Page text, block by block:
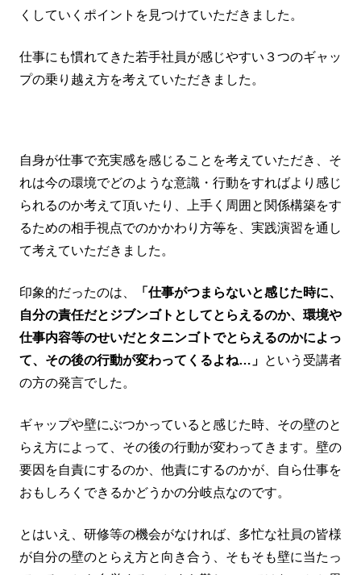
くしていくポイントを見つけていただきました。
仕事にも慣れてきた若手社員が感じやすい３つのギャッ
プの乗り越え方を考えていただきました。
自身が仕事で充実感を感じることを考えていただき、そ
れは今の環境でどのような意識・行動をすればより感じ
られるのか考えて頂いたり、上手く周囲と関係構築をす
るための相手視点でのかかわり方等を、実践演習を通し
て考えていただきました。
印象的だったのは、
「仕事がつまらないと感じた時に、
自分の責任だとジブンゴトとしてとらえるのか、環境や
仕事内容等のせいだとタニンゴトでとらえるのかによっ
て、その後の行動が変わってくるよね…」 という受講者
の方の発言でした。
ギャップや壁にぶつかっていると感じた時、その壁のと
らえ方によって、その後の行動が変わってきます。壁の
要因を自責にするのか、他責にするのかが、自ら仕事を
おもしろくできるかどうかの分岐点なのです。
とはいえ、研修等の機会がなければ、多忙な社員の皆様
が自分の壁のとらえ方と向き合う、そもそも壁に当たっ